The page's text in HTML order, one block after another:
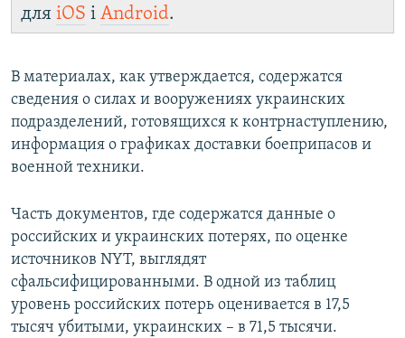
для iOS і Android.
В материалах, как утверждается, содержатся
сведения о силах и вооружениях украинских
подразделений, готовящихся к контрнаступлению,
информация о графиках доставки боеприпасов и
военной техники.
Часть документов, где содержатся данные о
российских и украинских потерях, по оценке
источников NYT, выглядят
сфальсифицированными. В одной из таблиц
уровень российских потерь оценивается в 17,5
тысяч убитыми, украинских – в 71,5 тысячи.